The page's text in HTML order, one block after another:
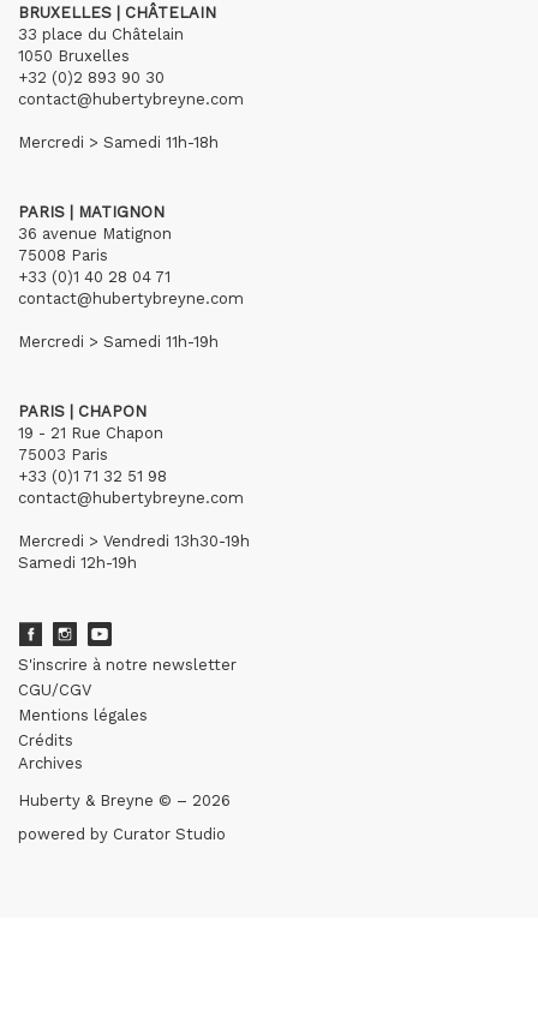
BRUXELLES | CHÂTELAIN
33 place du Châtelain
1050 Bruxelles
+32 (0)2 893 90 30
contact@hubertybreyne.com
Mercredi > Samedi 11h-18h
PARIS | MATIGNON
36 avenue Matignon
75008 Paris
+33 (0)1 40 28 04 71
contact@hubertybreyne.com
Mercredi > Samedi 11h-19h
PARIS | CHAPON
19 - 21 Rue Chapon
75003 Paris
+33 (0)1 71 32 51 98
contact@hubertybreyne.com
Mercredi > Vendredi 13h30-19h
Samedi 12h-19h
S'inscrire à notre newsletter
CGU/CGV
Mentions légales
Crédits
Archives
Huberty & Breyne © – 2026
powered by Curator Studio